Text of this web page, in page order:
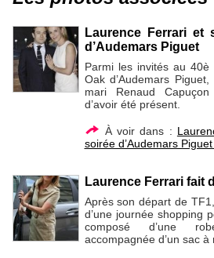
Laurence Ferrari
d’Audemars Piguet
Parmi les invités au
Oak d’Audemars
mari Renaud
d’avoir été présent.
À voir dans :
soirée d’Audemars Piguet
Laurence Ferrari fait
Après son départ de
d’une journée shopping
composé d’une
accompagnée d’un sac à